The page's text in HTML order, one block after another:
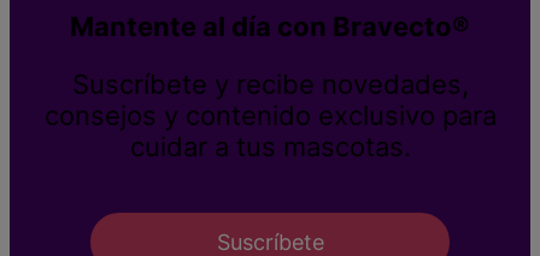
Mantente al día con Bravecto®
Suscríbete y recibe novedades,
consejos y contenido exclusivo para
cuidar a tus mascotas.
Suscríbete